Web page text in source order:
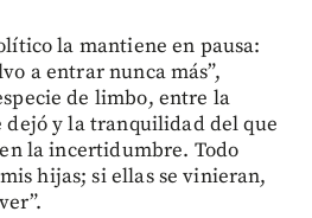
la mantiene en pausa:
a entrar nunca más”,
de limbo, entre la
dejó y la tranquilidad del que
la incertidumbre. Todo
hijas; si ellas se vinieran,